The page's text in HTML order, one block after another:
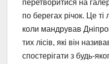
перетворитися на
по берегах річок. Це ті
коли мандрував
тих лісів, які він
спостерігати з будь-